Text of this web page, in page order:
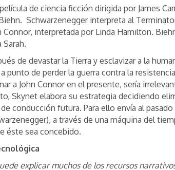
de ciencia ficción dirigida por James
Schwarzenegger interpreta al
Connor, interpretada por Linda Hamilton.
de devastar la Tierra y esclavizar a la
punto de perder la guerra contra la
a John Connor en el presente, sería
Skynet elabora su estrategia decidiendo
conducción futura. Para ello envía al
a través de una máquina del
éste sea concebido.
explicar muchos de los recursos